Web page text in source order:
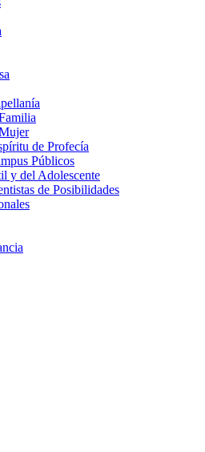
de Profecía
Públicos
y del Adolescente
de Posibilidades